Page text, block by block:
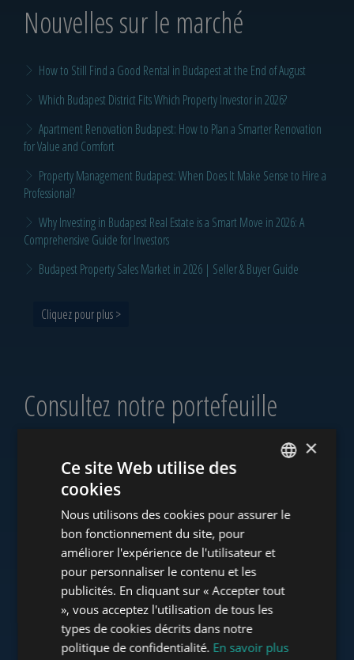
Nouvelles sur le marché
How to Still Find a Good Rental in Budapest at the End of August
Which Budapest District Fits Which Property Investor in 2026?
Apartment Renovation Budapest: How to Plan a Smarter Renovation
for Value and Comfort
Property Management Budapest: When Does It Make Sense to Hire a
Professional?
Why Investing in Budapest Real Estate is a Smart Move in 2026: A
Comprehensive Guide for Investors
Budapest Property Sales Market in 2026 | Seller & Buyer Guide
Cliquez pour plus >
Consultez notre portefeuille
www.towerassistance.com
HUNGARIAN
FRENCH
ITALIAN
RUSSIAN
×
Ce site Web utilise des
cookies
Nous utilisons des cookies pour assurer le
bon fonctionnement du site, pour
améliorer l'expérience de l'utilisateur et
pour personnaliser le contenu et les
publicités. En cliquant sur « Accepter tout
», vous acceptez l'utilisation de tous les
types de cookies décrits dans notre
politique de confidentialité. En savoir plus